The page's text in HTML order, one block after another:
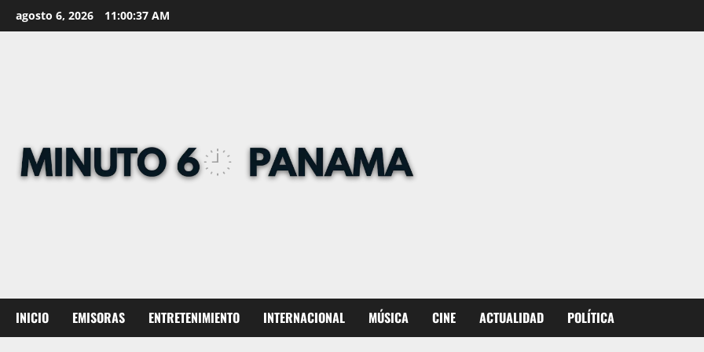
to
agosto 6, 2026 11:00:38 AM
INICIO EMISORAS ENTRETENIMIENTO INTERNACIONAL MÚSICA CINE ACTUALIDAD POLÍTICA